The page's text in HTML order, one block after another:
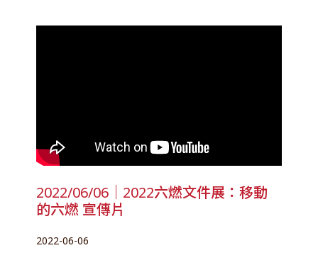
2022/06/06｜2022六燃文件展：移動
的六燃 宣傳片
2022-06-06